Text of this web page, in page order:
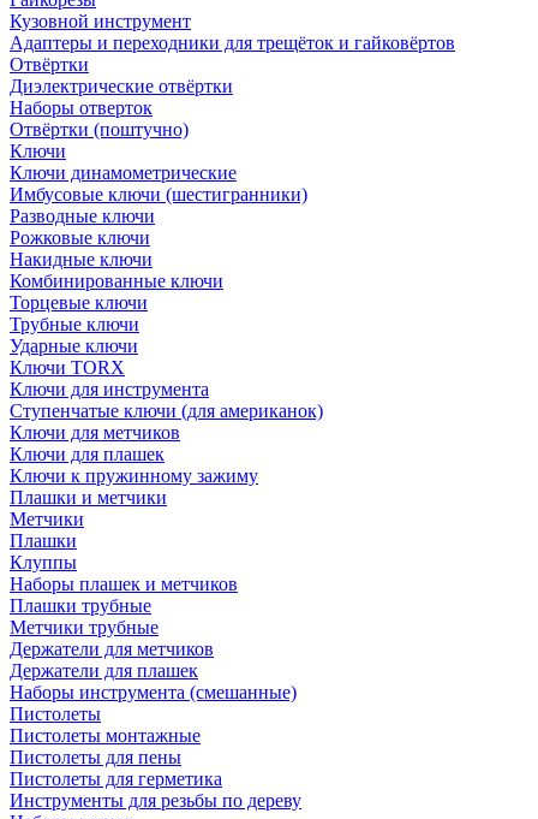
Кузовной инструмент
Адаптеры и переходники для трещёток и гайковёртов
Отвёртки
Диэлектрические отвёртки
Наборы отверток
Отвёртки (поштучно)
Ключи
Ключи динамометрические
Имбусовые ключи (шестигранники)
Разводные ключи
Рожковые ключи
Накидные ключи
Комбинированные ключи
Торцевые ключи
Трубные ключи
Ударные ключи
Ключи TORX
Ключи для инструмента
Ступенчатые ключи (для американок)
Ключи для метчиков
Ключи для плашек
Ключи к пружинному зажиму
Плашки и метчики
Метчики
Плашки
Клуппы
Наборы плашек и метчиков
Плашки трубные
Метчики трубные
Держатели для метчиков
Держатели для плашек
Наборы инструмента (смешанные)
Пистолеты
Пистолеты монтажные
Пистолеты для пены
Пистолеты для герметика
Инструменты для резьбы по дереву